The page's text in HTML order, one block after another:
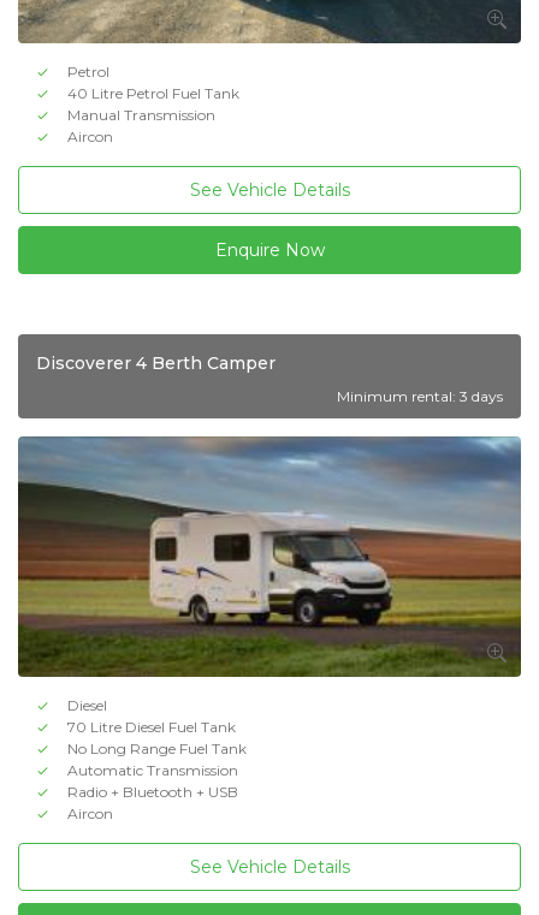
Petrol
40 Litre Petrol Fuel Tank
Manual Transmission
Aircon
See Vehicle Details
Enquire Now
Discoverer 4 Berth Camper
Minimum rental: 3 days
Diesel
70 Litre Diesel Fuel Tank
No Long Range Fuel Tank
Automatic Transmission
Radio + Bluetooth + USB
Aircon
See Vehicle Details